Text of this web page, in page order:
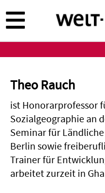
zum
Inhalt
Theo Rauch
ist Honorarprofessor
Sozialgeographie an
Seminar für
Berlin sowie
Trainer für
arbeitet zurzeit in